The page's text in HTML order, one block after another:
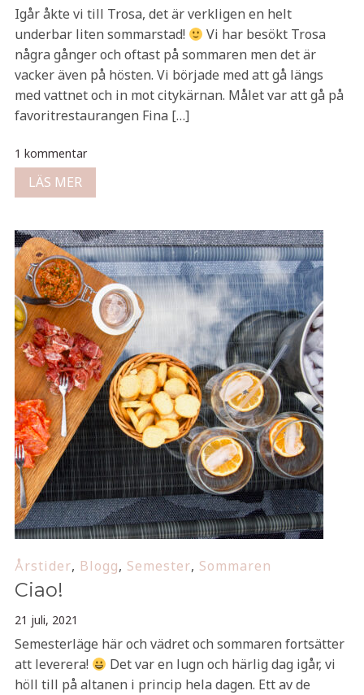
Igår åkte vi till Trosa, det är verkligen en helt
underbar liten sommarstad!
Vi har besökt Trosa
några gånger och oftast på sommaren men det är
vacker även på hösten. Vi började med att gå längs
med vattnet och in mot citykärnan. Målet var att gå på
favoritrestaurangen Fina […]
1 kommentar
LÄS MER
Årstider, Blogg, Semester, Sommaren
Ciao!
21 juli, 2021
Semesterläge här och vädret och sommaren fortsätter
att leverera!
Det var en lugn och härlig dag igår, vi
höll till på altanen i princip hela dagen. Ett av de